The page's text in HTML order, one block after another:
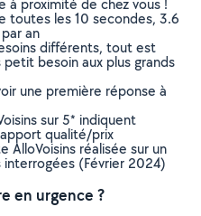
à proximité de chez vous !
toutes les 10 secondes, 3.6
an
différents, tout est
petit besoin aux plus grands
une première réponse à
sur 5* indiquent
qualité/prix
AlloVoisins réalisée sur un
(Février 2024)
en urgence ?